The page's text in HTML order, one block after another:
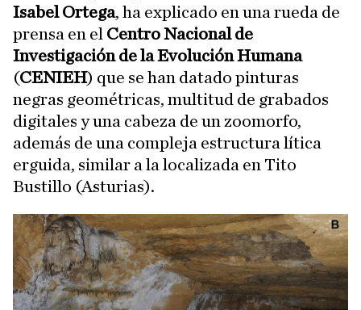
Isabel Ortega, ha explicado en una rueda de
prensa en el Centro Nacional de
Investigación de la Evolución Humana
(CENIEH) que se han datado pinturas
negras geométricas, multitud de grabados
digitales y una cabeza de un zoomorfo,
además de una compleja estructura lítica
erguida, similar a la localizada en Tito
Bustillo (Asturias).